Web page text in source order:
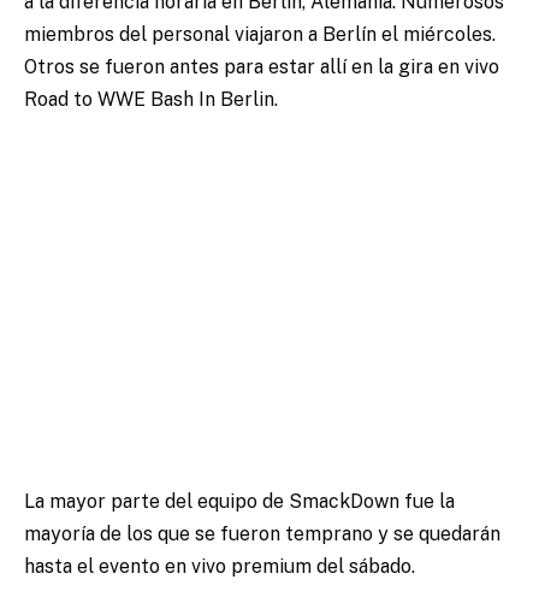
miembros del personal viajaron a Berlín el miércoles.
Otros se fueron antes para estar allí en la gira en vivo
Road to WWE Bash In Berlin.
La mayor parte del equipo de SmackDown fue la
mayoría de los que se fueron temprano y se quedarán
hasta el evento en vivo premium del sábado.